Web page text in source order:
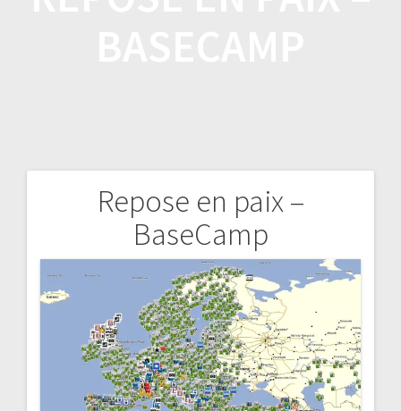
Repose en paix –
BaseCamp
Navigation
l’article